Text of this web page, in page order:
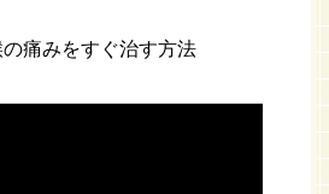
痛みをすぐ治す方法